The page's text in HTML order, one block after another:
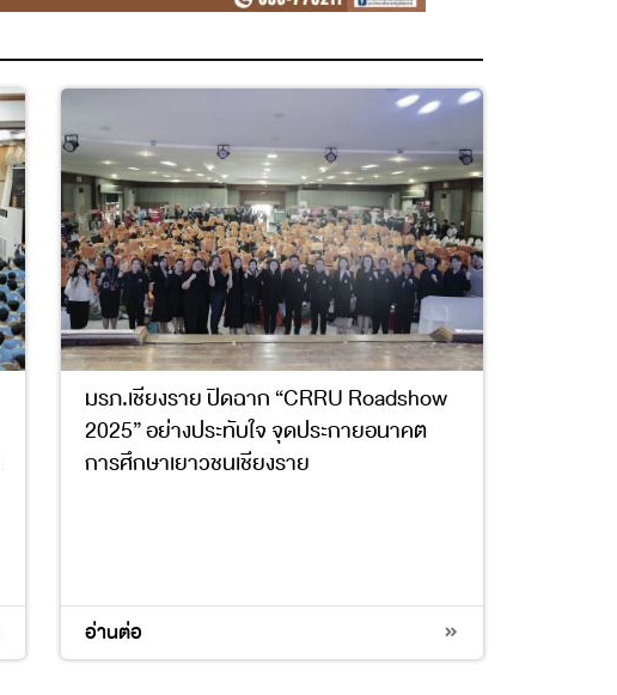
มรภ.เชียงราย ปิดฉาก “CRRU Roadshow
2025” อย่างประทับใจ จุดประกายอนาคต
การศึกษาเยาวชนเชียงราย
อ่านต่อ